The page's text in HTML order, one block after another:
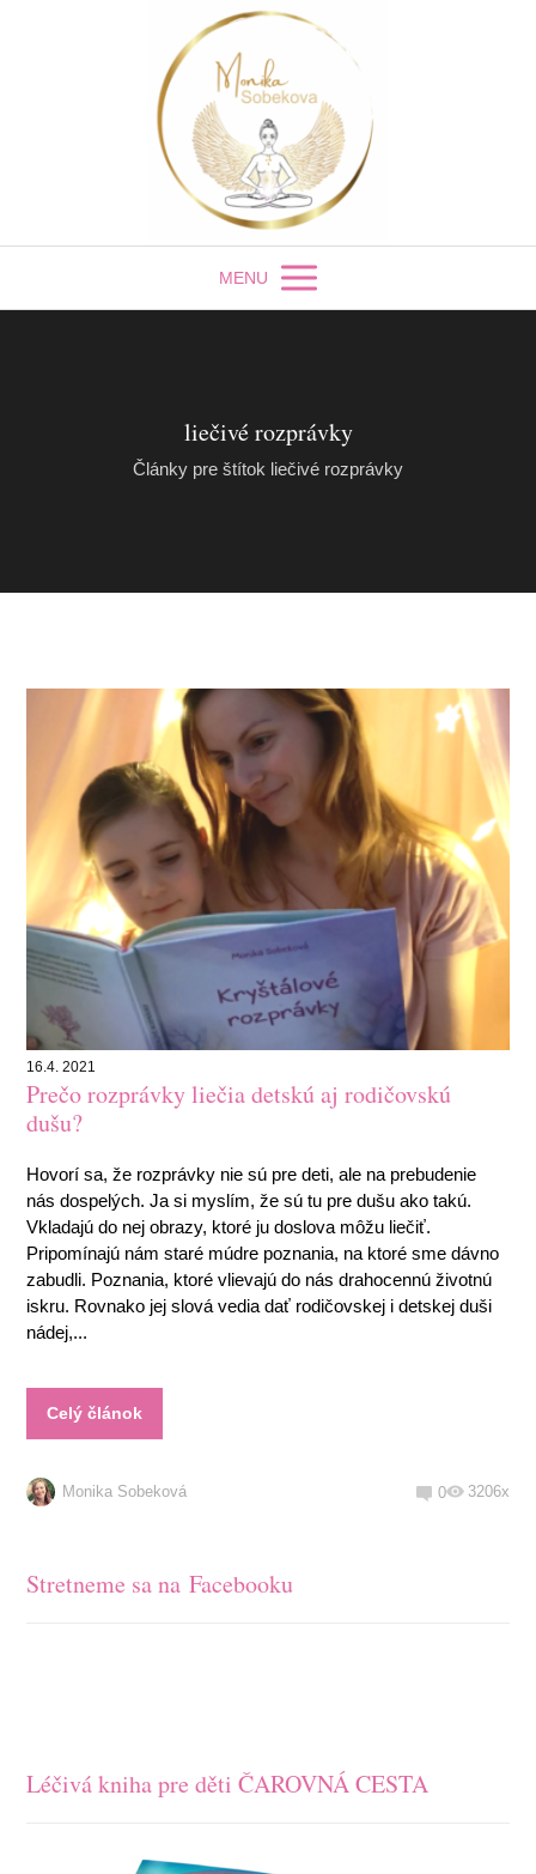
MENU
liečivé rozprávky
Články pre štítok liečivé rozprávky
16.4. 2021
Prečo rozprávky liečia detskú aj rodičovskú
dušu?
Hovorí sa, že rozprávky nie sú pre deti, ale na prebudenie
nás dospelých. Ja si myslím, že sú tu pre dušu ako takú.
Vkladajú do nej obrazy, ktoré ju doslova môžu liečiť.
Pripomínajú nám staré múdre poznania, na ktoré sme dávno
zabudli. Poznania, ktoré vlievajú do nás drahocennú životnú
iskru. Rovnako jej slová vedia dať rodičovskej i detskej duši
nádej,...
Celý článok
Monika Sobeková 0 3206x
Stretneme sa na Facebooku
Léčivá kniha pre děti ČAROVNÁ CESTA